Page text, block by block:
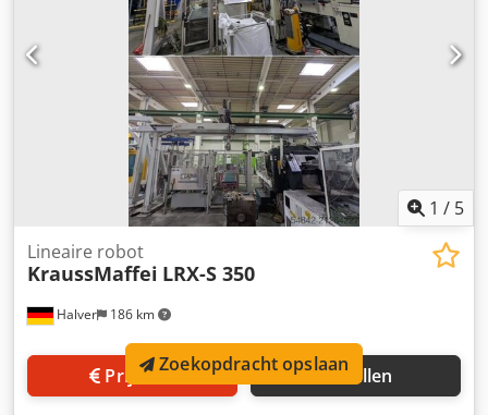
1 / 5
Halver 186 km
Lineaire robot
KraussMaffei LRX-S 350
Prijsinfo Bellen
Zoekopdracht opslaan